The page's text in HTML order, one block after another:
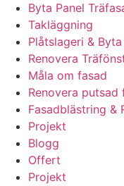
Byta Panel
Takläggning
Plåtslageri &
Renovera
Måla om fasad
Renovera putsad
Fasadblästring &
Projekt
Blogg
Offert
Projekt